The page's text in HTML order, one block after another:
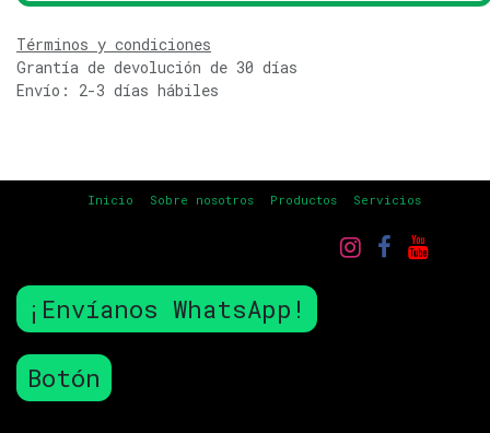
Términos y condiciones
Grantía de devolución de 30 días
Envío: 2-3 días hábiles
Inicio Sobre nosotros Productos Servicios
¡Envíanos WhatsApp!
Botón